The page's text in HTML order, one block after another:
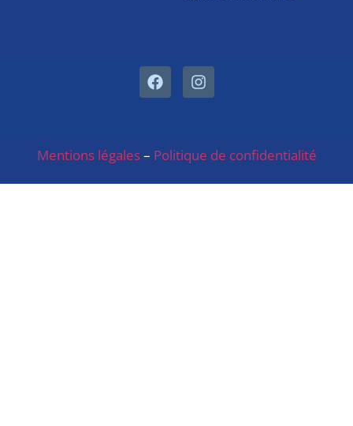
Mentions légales– Politique de confidentialité